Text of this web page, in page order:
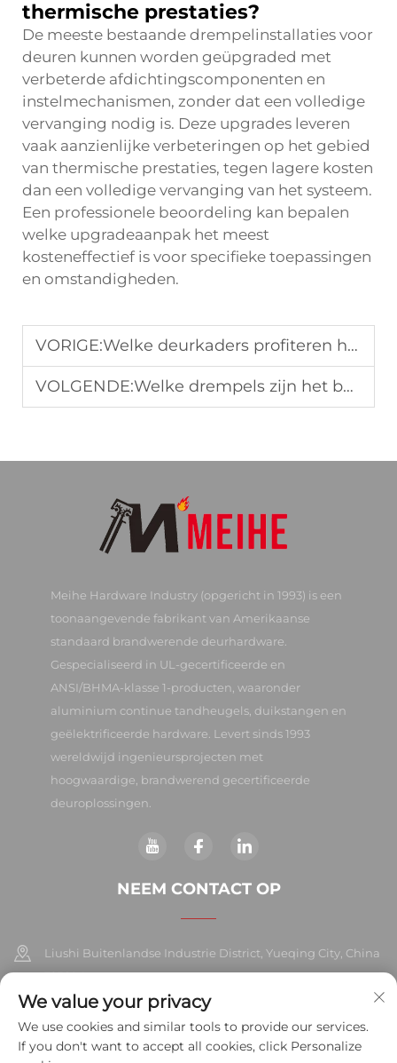
thermische prestaties?
De meeste bestaande drempelinstallaties voor
deuren kunnen worden geüpgraded met
verbeterde afdichtingscomponenten en
instelmechanismen, zonder dat een volledige
vervanging nodig is. Deze upgrades leveren
vaak aanzienlijke verbeteringen op het gebied
van thermische prestaties, tegen lagere kosten
dan een volledige vervanging van het systeem.
Een professionele beoordeling kan bepalen
welke upgradeaanpak het meest
kosteneffectief is voor specifieke toepassingen
en omstandigheden.
VORIGE:Welke deurkaders profiteren het meest van zelfklevende afdichtingsstrip
VOLGENDE:Welke drempels zijn het beste voor zware buitendeuren
Meihe Hardware Industry (opgericht in 1993) is een
toonaangevende fabrikant van Amerikaanse
standaard brandwerende deurhardware.
Gespecialiseerd in UL-gecertificeerde en
ANSI/BHMA-klasse 1-producten, waaronder
aluminium continue tandheugels, duikstangen en
geëlektrificeerde hardware. Levert sinds 1993
wereldwijd ingenieursprojecten met
hoogwaardige, brandwerend gecertificeerde
deuroplossingen.
NEEM CONTACT OP
Liushi Buitenlandse Industrie District, Yueqing City, China
325604
+86-577-57572007
[email protected]
We value your privacy
We use cookies and similar tools to provide our services.
If you don't want to accept all cookies, click Personalize